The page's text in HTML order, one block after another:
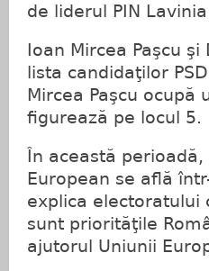
de liderul PIN
Ioan Mircea Paşcu
lista candidaţilor
Mircea Paşcu
figurează pe locul 5.
În această
European se află
explica electoratului
sunt priorităţile
ajutorul Uniunii